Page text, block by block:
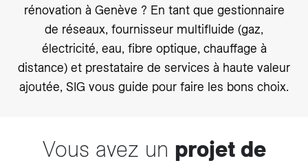
rénovation à Genève ? En tant que gestionnaire
de réseaux, fournisseur multifluide (gaz,
électricité, eau, fibre optique, chauffage à
distance) et prestataire de services à haute valeur
ajoutée, SIG vous guide pour faire les bons choix.
Vous avez un projet de